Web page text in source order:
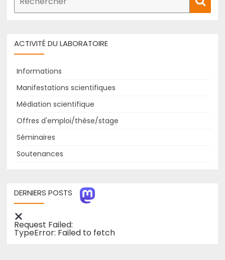
de
ACTIVITÉ DU LABORATOIRE
Informations
Manifestations scientifiques
Médiation scientifique
Offres d'emploi/thèse/stage
Séminaires
Soutenances
DERNIERS POSTS
Request Failed:
TypeError: Failed to fetch